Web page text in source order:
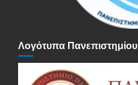
Λογότυπα Πανεπιστημίου